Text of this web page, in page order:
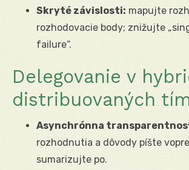
Skryté závislosti: mapujte
rozhodovacie body; znižujte
failure“.
Delegovanie v
distribuovaných
Asynchrónna
rozhodnutia a dôvody píšte
sumarizujte po.